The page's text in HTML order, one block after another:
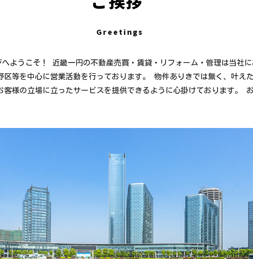
Greetings
ようこそ！ 近畿一円の不動産売買・賃貸・リフォーム・管理は当社
区等を中心に営業活動を行っております。 物件ありきでは無く、叶え
客様の立場に立ったサービスを提供できるように心掛けております。